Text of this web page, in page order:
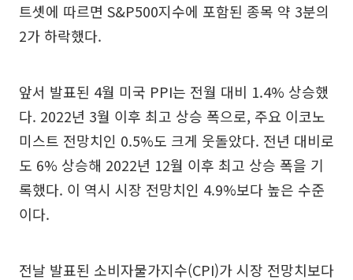
트셋에 따르면 S&P500지수에 포함된 종목 약 3분의
2가 하락했다.
앞서 발표된 4월 미국 PPI는 전월 대비 1.4% 상승했
다. 2022년 3월 이후 최고 상승 폭으로, 주요 이코노
미스트 전망치인 0.5%도 크게 웃돌았다. 전년 대비로
도 6% 상승해 2022년 12월 이후 최고 상승 폭을 기
록했다. 이 역시 시장 전망치인 4.9%보다 높은 수준
이다.
전날 발표된 소비자물가지수(CPI)가 시장 전망치보다